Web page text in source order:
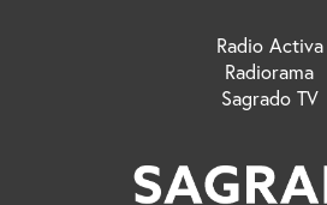
Radio Activa
Radiorama
Sagrado TV